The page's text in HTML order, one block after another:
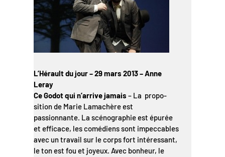
L’Hérault du jour – 29 mars 2013 – Anne
Leray
Ce Godot qui n’arrive jamais – La propo­
sition de Marie Lamachère est
passionnante. La scénographie est épurée
et efficace, les comédiens sont impeccables
avec un travail sur le corps fort intéressant,
le ton est fou et joyeux. Avec bonheur, le